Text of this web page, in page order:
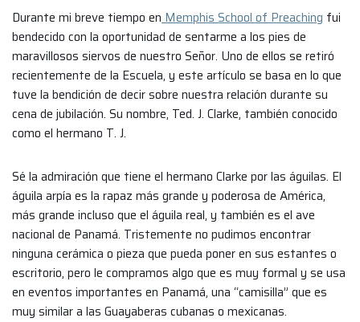
Durante mi breve tiempo en Memphis School of Preaching fui
bendecido con la oportunidad de sentarme a los pies de
maravillosos siervos de nuestro Señor. Uno de ellos se retiró
recientemente de la Escuela, y este artículo se basa en lo que
tuve la bendición de decir sobre nuestra relación durante su
cena de jubilación. Su nombre, Ted. J. Clarke, también conocido
como el hermano T. J.
Sé la admiración que tiene el hermano Clarke por las águilas. El
águila arpía es la rapaz más grande y poderosa de América,
más grande incluso que el águila real, y también es el ave
nacional de Panamá. Tristemente no pudimos encontrar
ninguna cerámica o pieza que pueda poner en sus estantes o
escritorio, pero le compramos algo que es muy formal y se usa
en eventos importantes en Panamá, una “camisilla” que es
muy similar a las Guayaberas cubanas o mexicanas.